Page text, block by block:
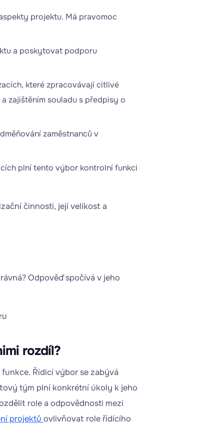
projektu. Má pravomoc
a poskytovat podporu
které zpracovávají citlivé
zajištěním souladu s předpisy o
zaměstnanců v
plní tento výbor kontrolní funkci
činnosti, její velikost a
Odpověď spočívá v jeho
rozdíl?
Řídicí výbor se zabývá
tým plní konkrétní úkoly k jeho
role a odpovědnosti mezi
projektů ovlivňovat role řídícího